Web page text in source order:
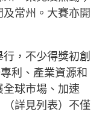
常州。大賽亦開
，不少得獎初創
利、產業資源和
球市場、加速
（詳見列表）不僅